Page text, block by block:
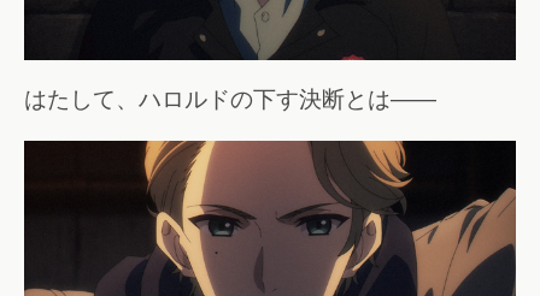
はたして、ハロルドの下す決断とは――